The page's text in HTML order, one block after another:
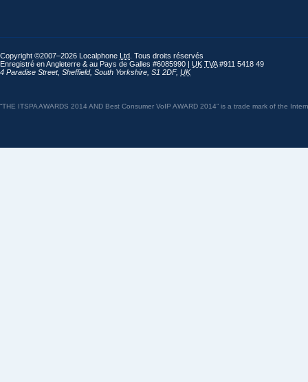
Copyright ©2007–2026 Localphone Ltd . Tous droits réservés
Enregistré en Angleterre & au Pays de Galles #6085990 | UK TVA#911 5418 49
4 Paradise Street, Sheffield, South Yorkshire S1 2DF, UK
“THE ITSPA AWARDS 2014 AND Best Consumer VoIP AWARD 2014” is a trade mark of the